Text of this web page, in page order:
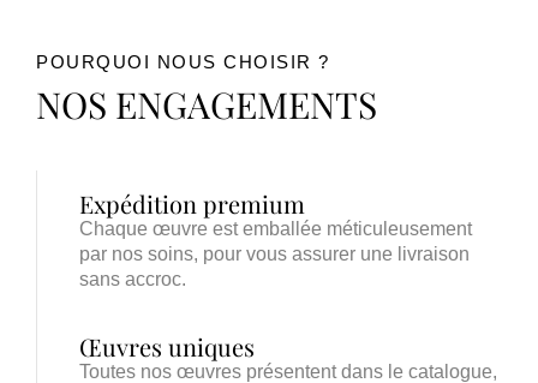
POURQUOI NOUS CHOISIR ?
NOS ENGAGEMENTS
Expédition premium
Chaque œuvre est emballée méticuleusement
par nos soins, pour vous assurer une livraison
sans accroc.
Œuvres uniques
Toutes nos œuvres présentent dans le catalogue,